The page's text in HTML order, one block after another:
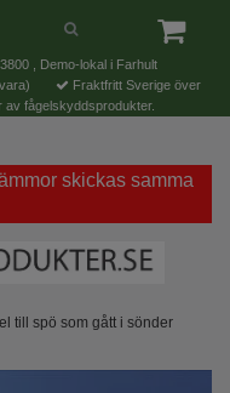
, Demo-lokal i Farhult
Fraktfritt Sverige över
av fågelskyddsprodukter.
skickas samma
till spö som gått i sönder